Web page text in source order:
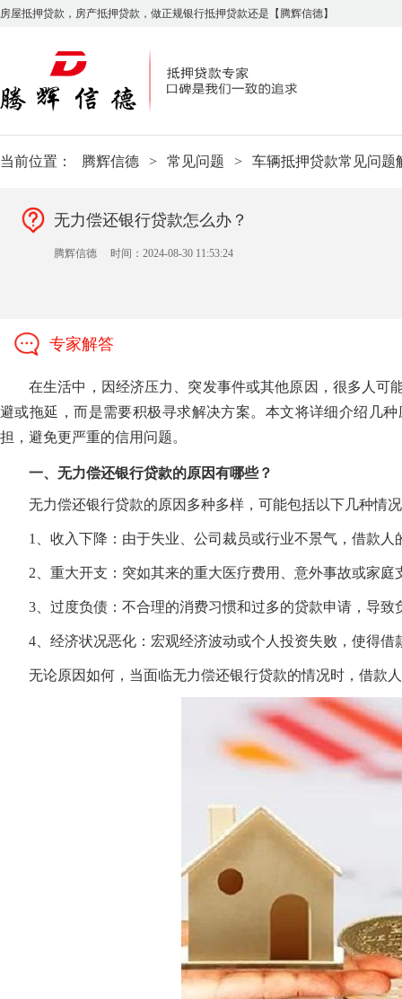
房屋抵押贷款，房产抵押贷款，做正规银行抵押贷款还是【腾辉信德】
当前位置： 腾辉信德 > 常见问题 > 车辆抵押贷款常见问题
无力偿还银行贷款怎么办？
腾辉信德 时间：2024-08-30 11:53:24
专家解答
在生活中，因经济压力、突发事件或其他原因，很多人可
避或拖延，而是需要积极寻求解决方案。本文将详细介绍几
担，避免更严重的信用问题。
一、无力偿还银行贷款的原因有哪些？
无力偿还银行贷款的原因多种多样，可能包括以下几种情
1、收入下降：由于失业、公司裁员或行业不景气，借款
2、重大开支：突如其来的重大医疗费用、意外事故或家
3、过度负债：不合理的消费习惯和过多的贷款申请，导致
4、经济状况恶化：宏观经济波动或个人投资失败，使得借
无论原因如何，当面临无力偿还银行贷款的情况时，借款